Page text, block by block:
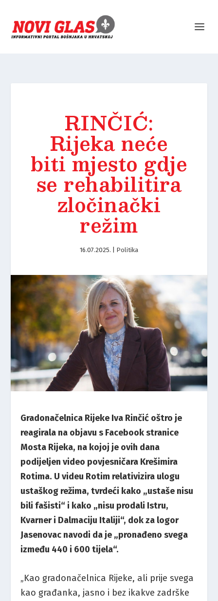
RINČIĆ:
Rijeka neće
biti mjesto gdje
se rehabilitira
zločinački
režim
16.07.2025. Politika
Gradonačelnica Rijeke Iva Rinčić oštro je
reagirala na objavu s Facebook stranice
Mosta Rijeka, na kojoj je ovih dana
podijeljen video povjesničara Krešimira
Rotima. U videu Rotim relativizira ulogu
ustaškog režima, tvrdeći kako „ustaše nisu
bili fašisti“ i kako „nisu prodali Istru,
Kvarner i Dalmaciju Italiji“, dok za logor
Jasenovac navodi da je „pronađeno svega
između 440 i 600 tijela“.
„Kao gradonačelnica Rijeke, ali prije svega
kao građanka, jasno i bez ikakve zadrške